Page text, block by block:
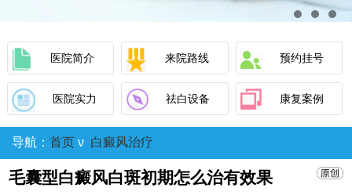
医院简介 来院路线 预约挂号
医院实力 祛白设备 康复案例
导航： 首页 ν 白癜风治疗
毛囊型白癜风白斑初期怎么治有效果